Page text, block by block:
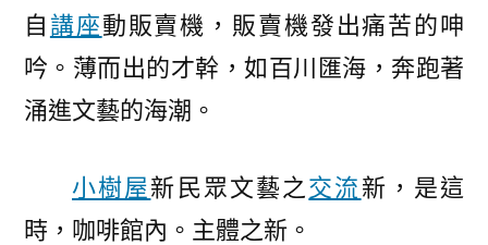
自講座動販賣機，販賣機發出痛苦的呻
吟。薄而出的才幹，如百川匯海，奔跑著
涌進文藝的海潮。
小樹屋新民眾文藝之 交流新，是這
時，咖啡館內。主體之新。